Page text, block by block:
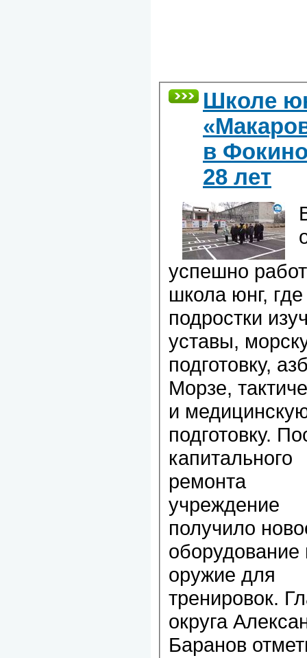
Школе
в
28 лет
успешно
школа юнг, где
подростки
уставы,
подготовку,
Морзе,
и
подготовку.
капитального
ремонта
учреждение
получило
оборудование
оружие для
тренировок.
округа
Баранов